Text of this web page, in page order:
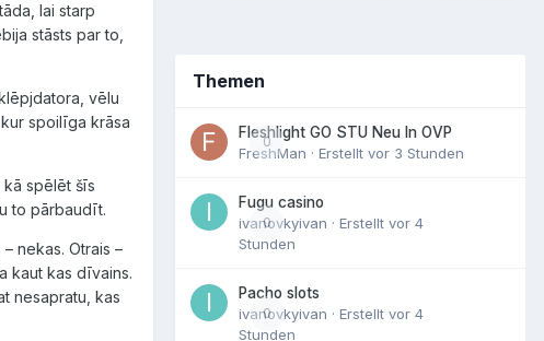
lai starp
stāsts par to,
vēlu
spoilīga krāsa
kā spēlēt šīs
to pārbaudīt.
nekas. Otrais –
kaut kas dīvains.
nesapratu, kas
Themen
0
Fleshlight GO STU Neu In OVP
FreshMan · Erstellt vor 3 Stunden
0
Fugu casino
ivanovkyivan · Erstellt vor 4
Stunden
0
Pacho slots
ivanovkyivan · Erstellt vor 4
Stunden